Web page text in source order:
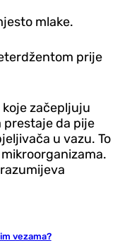
mlake.
prije
začepljuju
prestaje da pije
u vazu. To
vezama?